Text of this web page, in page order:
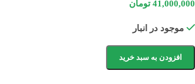
41,000,000 تومان
موجود در انبار
افزودن به سبد خرید